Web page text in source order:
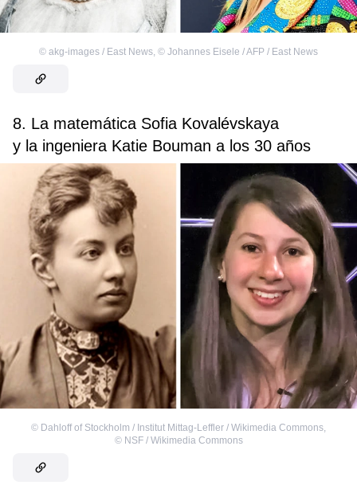
© akg-images / East News, © Johannes Eisele / AFP / East News
8. La matemática Sofia Kovalévskaya
y la ingeniera Katie Bouman a los 30 años
© Dahloff of Stockholm / Institut Mittag-Leffler / Wikimedia Commons,
© NSF / Wikimedia Commons